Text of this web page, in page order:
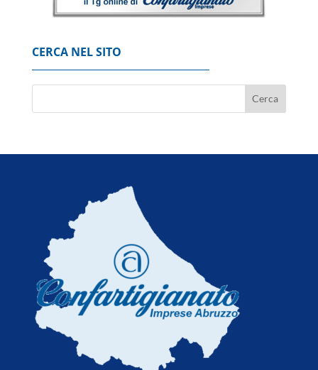
ispezione sui Boeing 737 Max
Codacons, su primo esodo estivo stangata
8 Agosto 2026
CERCA NEL SITO